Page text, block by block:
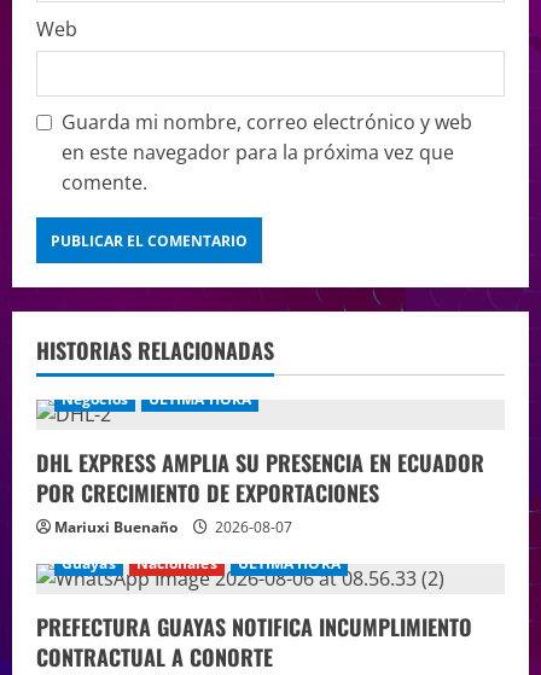
Web
Guarda mi nombre, correo electrónico y web
en este navegador para la próxima vez que
comente.
HISTORIAS RELACIONADAS
Negocios ÚLTIMA HORA
DHL EXPRESS AMPLIA SU PRESENCIA EN ECUADOR
POR CRECIMIENTO DE EXPORTACIONES
Mariuxi Buenaño
2026-08-07
Guayas
Nacionales ÚLTIMA HORA
PREFECTURA GUAYAS NOTIFICA INCUMPLIMIENTO
CONTRACTUAL A CONORTE